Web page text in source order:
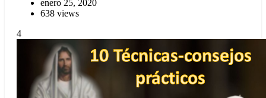
enero 25, 2020
638 views
4